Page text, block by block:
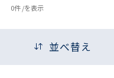
0件 /を表示
並べ替え